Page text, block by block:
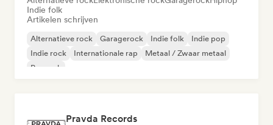
Indie folk
Artikelen schrijven
Alternatieve rock Garagerock Indie folk
Indie pop
Indie rock
Internationale rap
Metaal / Zwaar metaal
Poprock
Pravda Records